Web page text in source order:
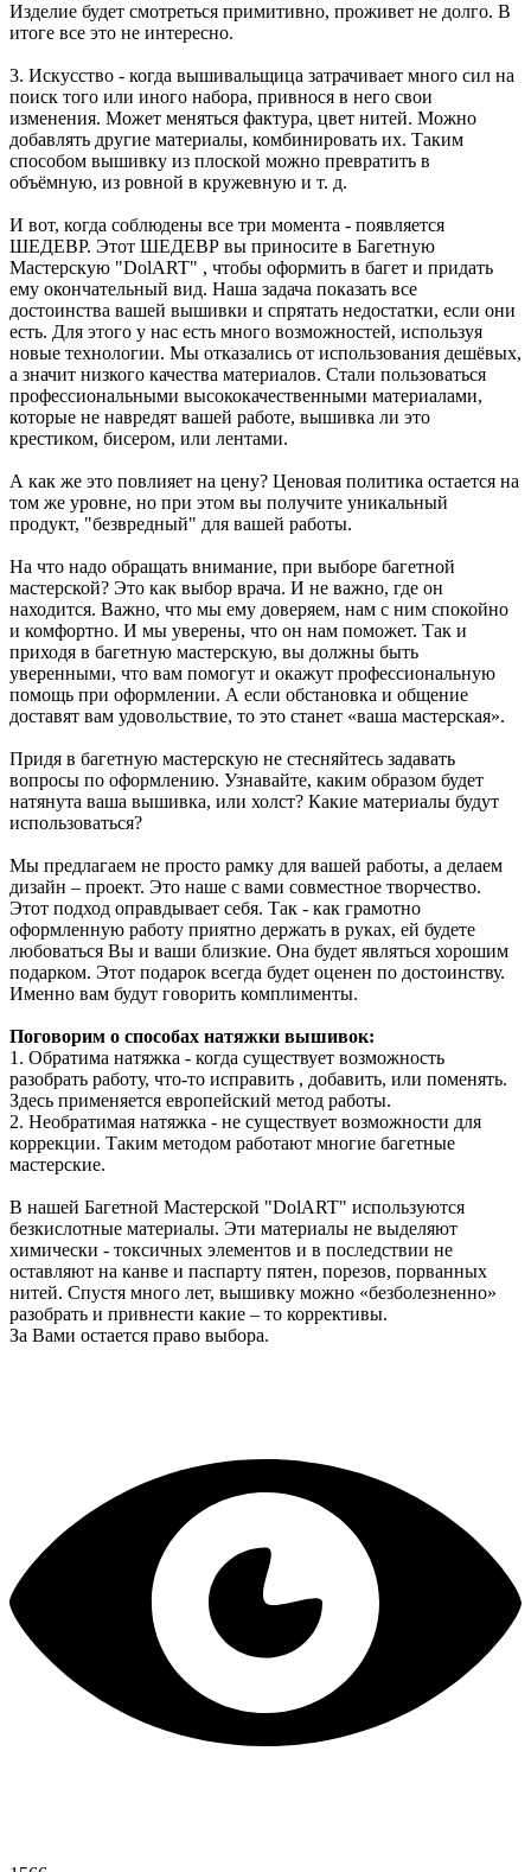
Изделие будет смотреться примитивно, проживет не долго. В
итоге все это не интересно.
3. Искусство - когда вышивальщица затрачивает много сил на
поиск того или иного набора, привнося в него свои
изменения. Может меняться фактура, цвет нитей. Можно
добавлять другие материалы, комбинировать их. Таким
способом вышивку из плоской можно превратить в
объёмную, из ровной в кружевную и т. д.
И вот, когда соблюдены все три момента - появляется
ШЕДЕВР. Этот ШЕДЕВР вы приносите в Багетную
Мастерскую "DolART" , чтобы оформить в багет и придать
ему окончательный вид. Наша задача показать все
достоинства вашей вышивки и спрятать недостатки, если они
есть. Для этого у нас есть много возможностей, используя
новые технологии. Мы отказались от использования дешёвых,
а значит низкого качества материалов. Стали пользоваться
профессиональными высококачественными материалами,
которые не навредят вашей работе, вышивка ли это
крестиком, бисером, или лентами.
А как же это повлияет на цену? Ценовая политика остается на
том же уровне, но при этом вы получите уникальный
продукт, "безвредный" для вашей работы.
На что надо обращать внимание, при выборе багетной
мастерской? Это как выбор врача. И не важно, где он
находится. Важно, что мы ему доверяем, нам с ним спокойно
и комфортно. И мы уверены, что он нам поможет. Так и
приходя в багетную мастерскую, вы должны быть
уверенными, что вам помогут и окажут профессиональную
помощь при оформлении. А если обстановка и общение
доставят вам удовольствие, то это станет «ваша мастерская».
Придя в багетную мастерскую не стесняйтесь задавать
вопросы по оформлению. Узнавайте, каким образом будет
натянута ваша вышивка, или холст? Какие материалы будут
использоваться?
Мы предлагаем не просто рамку для вашей работы, а делаем
дизайн – проект. Это наше с вами совместное творчество.
Этот подход оправдывает себя. Так - как грамотно
оформленную работу приятно держать в руках, ей будете
любоваться Вы и ваши близкие. Она будет являться хорошим
подарком. Этот подарок всегда будет оценен по достоинству.
Именно вам будут говорить комплименты.
Поговорим о способах натяжки вышивок:
1. Обратима натяжка - когда существует возможность
разобрать работу, что-то исправить , добавить, или поменять.
Здесь применяется европейский метод работы.
2. Необратимая натяжка - не существует возможности для
коррекции. Таким методом работают многие багетные
мастерские.
В нашей Багетной Мастерской "DolART" используются
безкислотные материалы. Эти материалы не выделяют
химически - токсичных элементов и в последствии не
оставляют на канве и паспарту пятен, порезов, порванных
нитей. Спустя много лет, вышивку можно «безболезненно»
разобрать и привнести какие – то коррективы.
За Вами остается право выбора.